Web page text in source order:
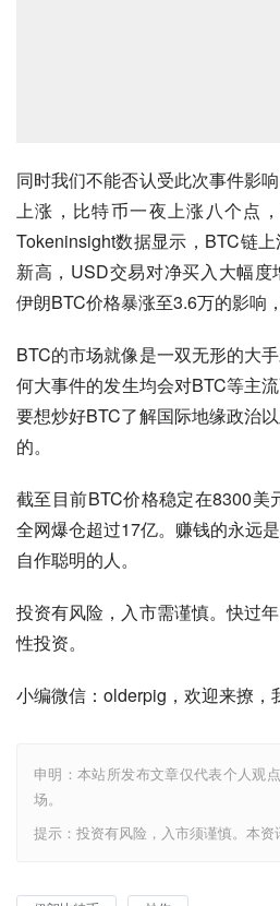
同时我们不能否认受此次事件影
上涨，比特币一夜上涨八个点
Tokeninsight数据显示，BTC链
新高，USD交易对净买入大幅
伊朗BTC价格暴涨至3.6万的影响
BTC的市场就像是一双无形的大
何大事件的发生均会对BTC等主
要想炒好BTC了解国际地缘政治
的。
截至目前BTC价格稳定在8300美
全网爆仓超过17亿。赚钱的永远
自作聪明的人。
投资有风险，入市需谨慎。快过
性投资。
小编微信：olderpig，欢迎来撩，
申明：本站所发布文章仅代表个人观
场。
提示：投资有风险，入市须谨慎。本资